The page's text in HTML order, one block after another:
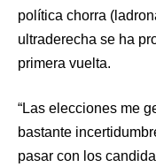
política chorra
ultraderecha se ha
primera vuelta.
“Las elecciones me
bastante
pasar con los